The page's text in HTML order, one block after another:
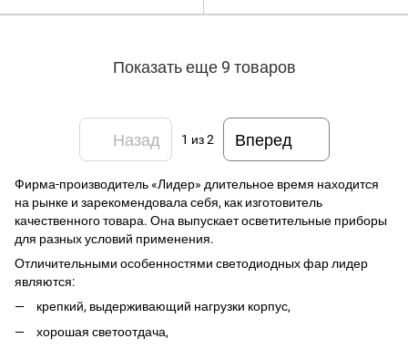
Показать еще 9 товаров
Назад 1 из 2 Вперед
Фирма-производитель «Лидер» длительное время находится
на рынке и зарекомендовала себя, как изготовитель
качественного товара. Она выпускает осветительные приборы
для разных условий применения.
Отличительными особенностями светодиодных фар лидер
являются:
крепкий, выдерживающий нагрузки корпус,
хорошая светоотдача,